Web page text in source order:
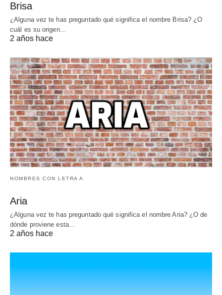
Brisa
¿Alguna vez te has preguntado qué significa el nombre Brisa? ¿O
cuál es su origen…
2 años hace
NOMBRES CON LETRA A
Aria
¿Alguna vez te has preguntado qué significa el nombre Aria? ¿O de
dónde proviene esta…
2 años hace